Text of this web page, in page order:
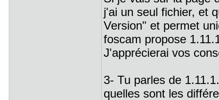
j'ai un seul fichier, et
Version" et permet
foscam propose
J'apprécierai vos
3- Tu parles de
quelles sont les